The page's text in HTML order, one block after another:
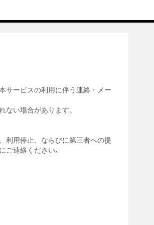
サービスの利用に伴う連絡・メー
い場合があります。
利用停止、ならびに第三者への提
ご連絡ください｡